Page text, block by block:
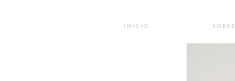
I N Í C I O S O B R E